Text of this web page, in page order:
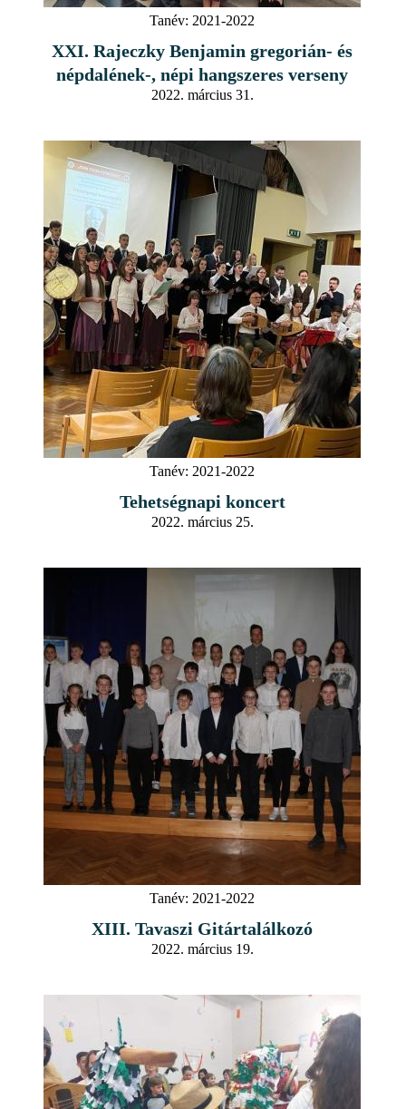
Tanév: 2021-2022
XXI. Rajeczky Benjamin gregorián- és
népdalének-, népi hangszeres verseny
2022. március 31.
Tanév: 2021-2022
Tehetségnapi koncert
2022. március 25.
Tanév: 2021-2022
XIII. Tavaszi Gitártalálkozó
2022. március 19.